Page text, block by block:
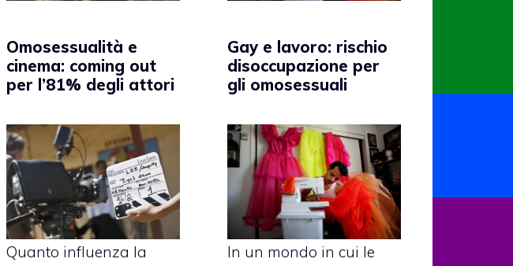
Omosessualità e
cinema: coming out
per l’81% degli attori
Quanto influenza la
Gay e lavoro: rischio
disoccupazione per
gli omosessuali
In un mondo in cui le